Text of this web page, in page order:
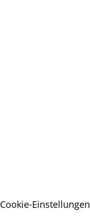
Cookie-Einstellungen